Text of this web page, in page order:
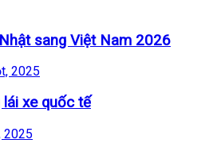
sang Việt Nam 2026
2025
xe quốc tế
2025